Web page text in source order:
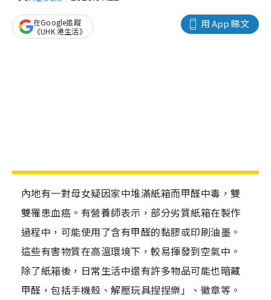
用 App 睇文
在Google追蹤
《UHK 港生活》
內地有一對母女疑因家中堆滿紙箱而甲醛中毒，雙
雙罹患血癌。有營養師表示，部分劣質紙箱在製作
過程中，可能使用了含有甲醛的黏膠或印刷油墨。
這些有害物質在高溫環境下，較易揮發到空氣中。
除了紙箱後，日常生活中還有許多物品可能也暗藏
甲醛，包括手機殼、解壓玩具捏捏樂」、徽章等。